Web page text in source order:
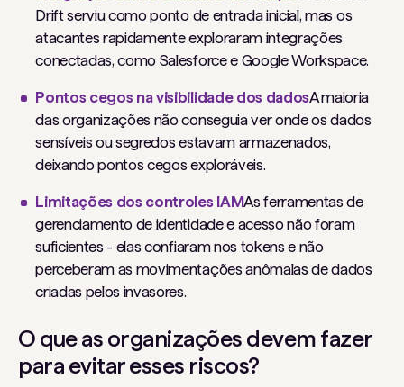
Drift serviu como ponto de entrada inicial, mas os
atacantes rapidamente exploraram integrações
conectadas, como Salesforce e Google Workspace.
Pontos cegos na visibilidade dos dadosA maioria
das organizações não conseguia ver onde os dados
sensíveis ou segredos estavam armazenados,
deixando pontos cegos exploráveis.
Limitações dos controles IAMAs ferramentas de
gerenciamento de identidade e acesso não foram
suficientes - elas confiaram nos tokens e não
perceberam as movimentações anômalas de dados
criadas pelos invasores.
O que as organizações devem fazer
para evitar esses riscos?